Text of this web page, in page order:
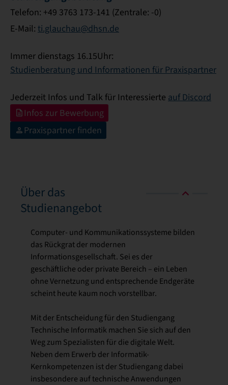
Telefon: +49 3763 173-141 (Zentrale: -0)
E-Mail: ti.glauchau@dhsn.de
Immer dienstags 16.15Uhr:
Studienberatung und Informationen für Praxispartner
Jederzeit Infos und Talk für Interessierte auf Discord
Infos zur Bewerbung
Praxispartner finden
Über das
Studienangebot
Computer- und Kommunikationssysteme bilden
das Rückgrat der modernen
Informationsgesellschaft. Sei es der
geschäftliche oder private Bereich – ein Leben
ohne Vernetzung und entsprechende Endgeräte
scheint heute kaum noch vorstellbar.
Mit der Entscheidung für den Studiengang
Technische Informatik machen Sie sich auf den
Weg zum Spezialisten für die digitale Welt.
Neben dem Erwerb der Informatik-
Kernkompetenzen ist der Studiengang dabei
insbesondere auf technische Anwendungen